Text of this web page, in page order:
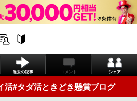
過去の記事 コメント シェア
#タダ活ときどき懸賞ブログ